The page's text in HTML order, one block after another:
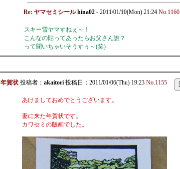
Re: ヤマセミシール hina02 - 2011/01/10(Mon) 21:24 No.1160
スキー雪ヤマすねぇ～！
こんなの貼ってあったらお父さん誰？
って聞いちゃいそうすぅ～(笑)
年賀状 投稿者： akaitori 投稿日：2011/01/06(Thu) 19:23 No.1155
あけましておめでとうございます。
妻に来た年賀状です。
カワセミの版画でした。